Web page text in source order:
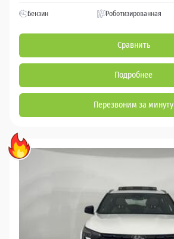
Бензин Роботизированная
Сравнить
Подробнее
Перезвоним за минуту